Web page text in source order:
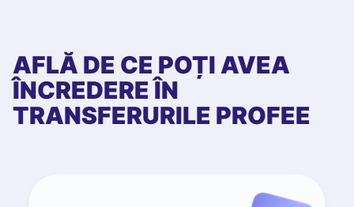
AFLĂ DE CE POȚI AVEA
ÎNCREDERE ÎN
TRANSFERURILE PROFEE